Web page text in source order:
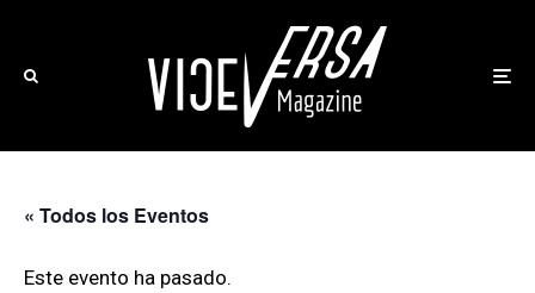
« Todos los Eventos
Este evento ha pasado.